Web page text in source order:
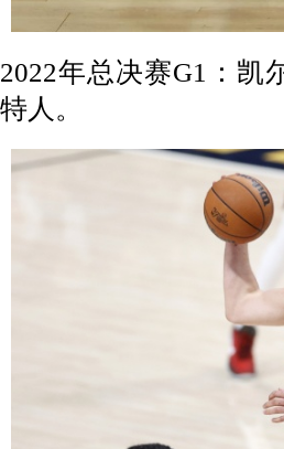
2022年总决赛G1：凯
特人。